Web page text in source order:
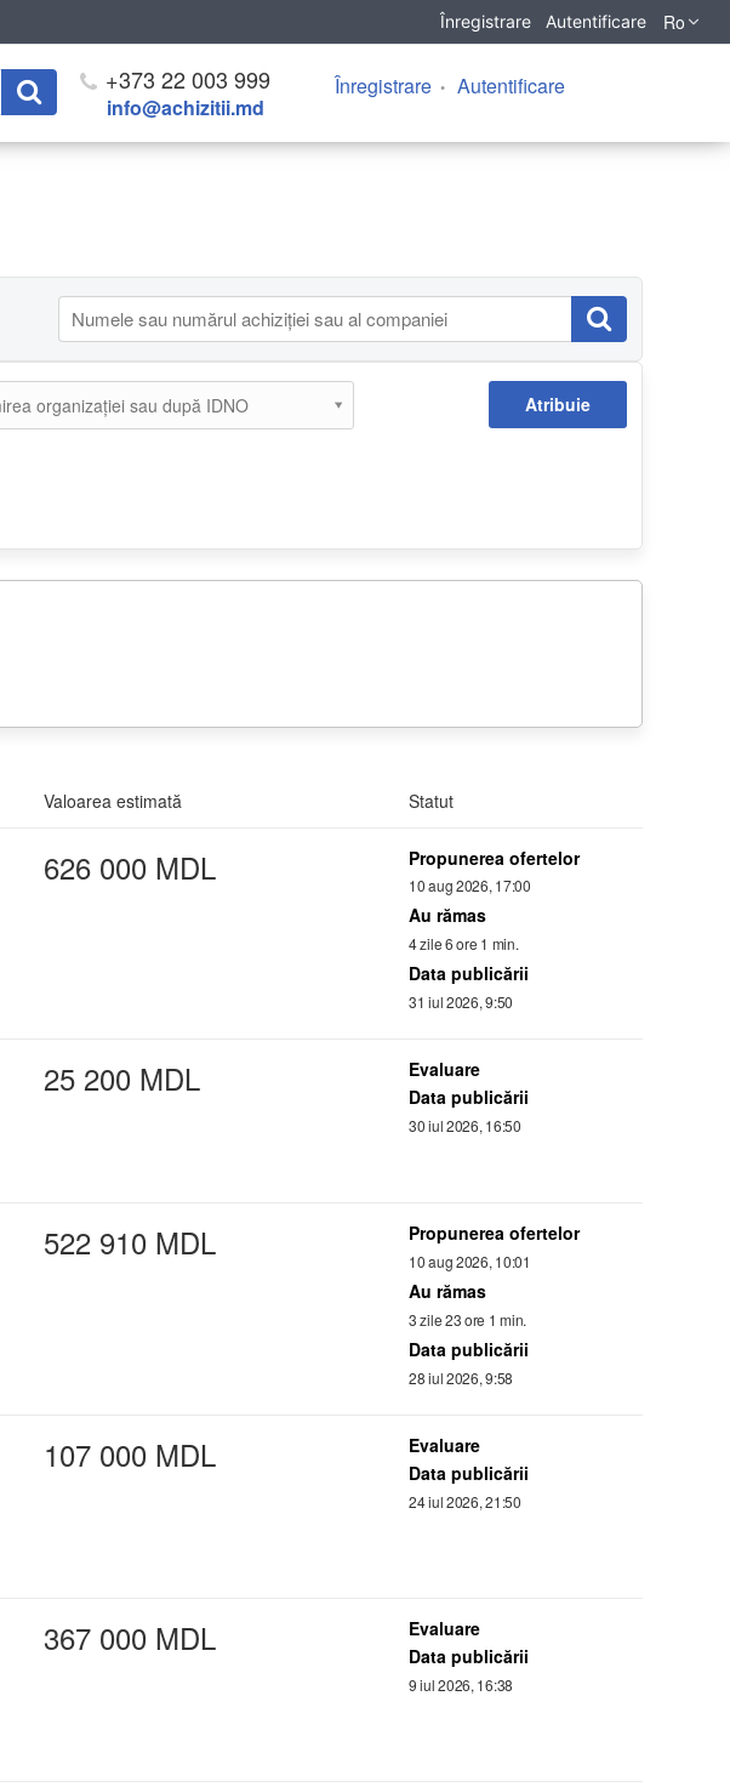
Înregistrare Autentificare Ro
+373 22 003 999
info@achizitii.md
Înregistrare Autentificare
Atribuie
Valoarea estimată Statut
626 000 MDL Propunerea ofertelor
10 aug 2026, 17:00
Au rămas
4 zile 6 ore 1 min.
Data publicării
31 iul 2026, 9:50
25 200 MDL
Evaluare
Data publicării
30 iul 2026, 16:50
522 910 MDL Propunerea ofertelor
10 aug 2026, 10:01
Au rămas
3 zile 23 ore 1 min.
Data publicării
28 iul 2026, 9:58
107 000 MDL
Evaluare
Data publicării
24 iul 2026, 21:50
367 000 MDL
Evaluare
Data publicării
9 iul 2026, 16:38